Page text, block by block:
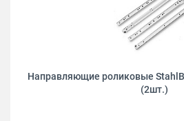
Направляющие роликовые
(2шт.)